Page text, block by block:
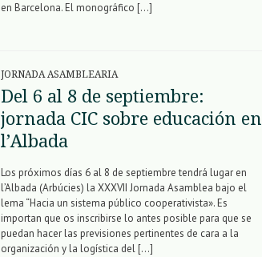
en Barcelona. El monográfico […]
JORNADA ASAMBLEARIA
Del 6 al 8 de septiembre:
jornada CIC sobre educación en
l’Albada
Los próximos días 6 al 8 de septiembre tendrá lugar en
l’Albada (Arbúcies) la XXXVII Jornada Asamblea bajo el
lema “Hacia un sistema público cooperativista». Es
importan que os inscribirse lo antes posible para que se
puedan hacer las previsiones pertinentes de cara a la
organización y la logística del […]